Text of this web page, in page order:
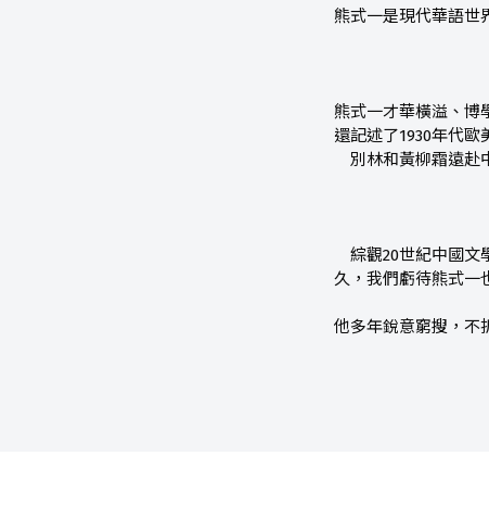
熊式一是現代華語世
熊式一才華橫溢、博
還記述了1930年代
別林和黃柳霜遠赴
綜觀20世紀中國文
久，我們虧待熊式一
他多年銳意窮搜，不